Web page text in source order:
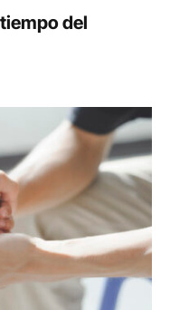
del